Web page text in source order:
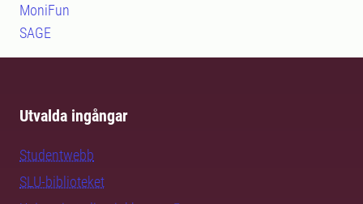
MoniFun
SAGE
Utvalda ingångar
Studentwebb
SLU-biblioteket